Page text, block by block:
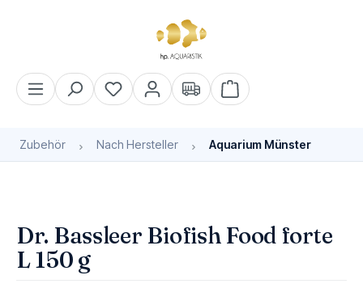
Warenkorb enthält 0
Zubehör Nach Hersteller Aquarium Münster
Dr. Bassleer Biofish Food forte
L 150 g